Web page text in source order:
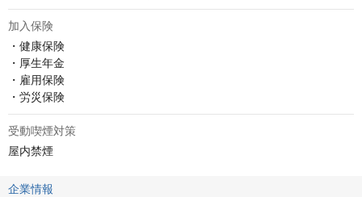
加入保険
・健康保険
・厚⽣年⾦
・雇⽤保険
・労災保険
受動喫煙対策
屋内禁煙
企業情報